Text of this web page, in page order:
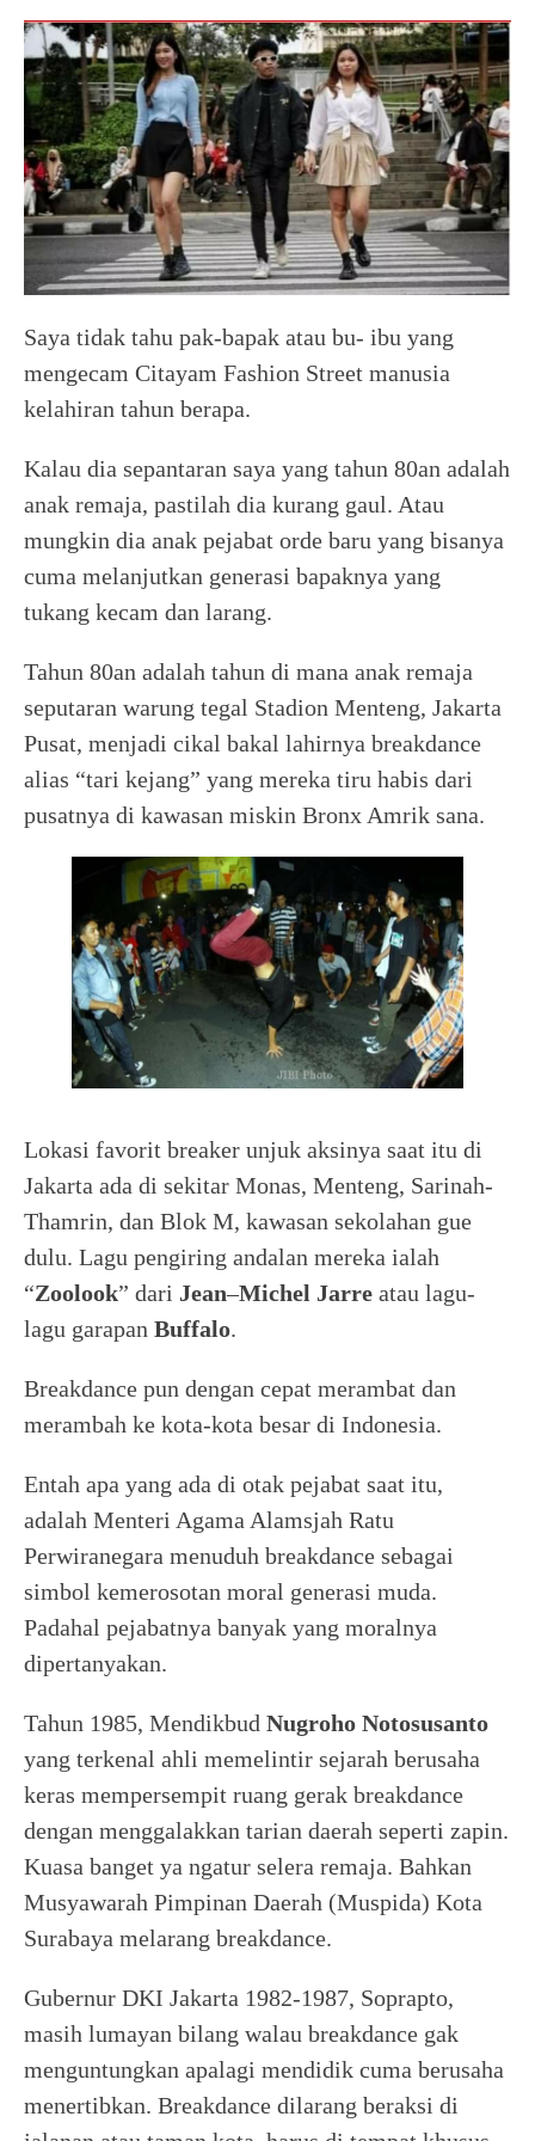
Saya tidak tahu pak-bapak atau bu- ibu yang
mengecam Citayam Fashion Street manusia
kelahiran tahun berapa.
Kalau dia sepantaran saya yang tahun 80an adalah
anak remaja, pastilah dia kurang gaul. Atau
mungkin dia anak pejabat orde baru yang bisanya
cuma melanjutkan generasi bapaknya yang
tukang kecam dan larang.
Tahun 80an adalah tahun di mana anak remaja
seputaran warung tegal Stadion Menteng, Jakarta
Pusat, menjadi cikal bakal lahirnya breakdance
alias “tari kejang” yang mereka tiru habis dari
pusatnya di kawasan miskin Bronx Amrik sana.
Lokasi favorit breaker unjuk aksinya saat itu di
Jakarta ada di sekitar Monas, Menteng, Sarinah-
Thamrin, dan Blok M, kawasan sekolahan gue
dulu. Lagu pengiring andalan mereka ialah
“Zoolook” dari Jean–Michel Jarre atau lagu-
lagu garapan Buffalo.
Breakdance pun dengan cepat merambat dan
merambah ke kota-kota besar di Indonesia.
Entah apa yang ada di otak pejabat saat itu,
adalah Menteri Agama Alamsjah Ratu
Perwiranegara menuduh breakdance sebagai
simbol kemerosotan moral generasi muda.
Padahal pejabatnya banyak yang moralnya
dipertanyakan.
Tahun 1985, Mendikbud Nugroho Notosusanto
yang terkenal ahli memelintir sejarah berusaha
keras mempersempit ruang gerak breakdance
dengan menggalakkan tarian daerah seperti zapin.
Kuasa banget ya ngatur selera remaja. Bahkan
Musyawarah Pimpinan Daerah (Muspida) Kota
Surabaya melarang breakdance.
Gubernur DKI Jakarta 1982-1987, Soprapto,
masih lumayan bilang walau breakdance gak
menguntungkan apalagi mendidik cuma berusaha
menertibkan. Breakdance dilarang beraksi di